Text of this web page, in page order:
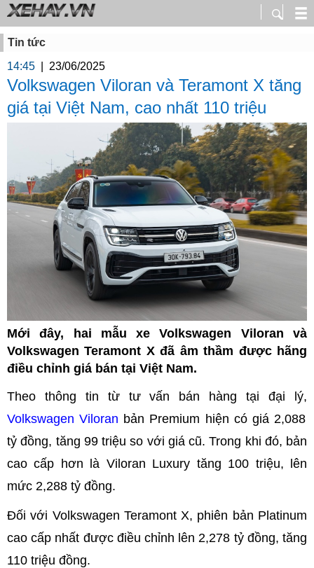
Tin tức
14:45
23/06/2025
Volkswagen Viloran và Teramont X tăng
giá tại Việt Nam, cao nhất 110 triệu
Mới đây, hai mẫu xe Volkswagen Viloran và
Volkswagen Teramont X đã âm thầm được hãng
điều chỉnh giá bán tại Việt Nam.
Theo thông tin từ tư vấn bán hàng tại đại lý,
Volkswagen Viloran bản Premium hiện có giá 2,088
tỷ đồng, tăng 99 triệu so với giá cũ. Trong khi đó, bản
cao cấp hơn là Viloran Luxury tăng 100 triệu, lên
mức 2,288 tỷ đồng.
Đối với Volkswagen Teramont X, phiên bản Platinum
cao cấp nhất được điều chỉnh lên 2,278 tỷ đồng, tăng
110 triệu đồng.